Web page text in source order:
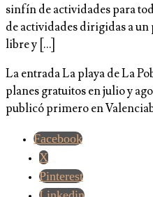
sinfín de actividades para
de actividades dirigidas a
libre y […]
La entrada La playa de La
planes gratuitos en julio y
publicó primero en
Facebook
X
Pinterest